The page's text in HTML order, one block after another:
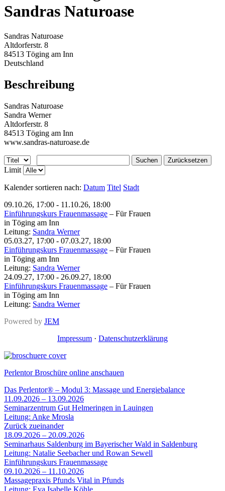
Sandras Naturoase
Sandras Naturoase
Altdorferstr. 8
84513 Töging am Inn
Deutschland
Beschreibung
Sandras Naturoase
Sandra Werner
Altdorferstr. 8
84513 Töging am Inn
www.sandras-naturoase.de
Suchen Zurücksetzen
Limit
Kalender sortieren nach: Datum Titel Stadt
09.10.26, 17:00 - 11.10.26, 18:00
Einführungskurs Frauenmassage – Für Frauen
in Töging am Inn
Leitung: Sandra Werner
05.03.27, 17:00 - 07.03.27, 18:00
Einführungskurs Frauenmassage – Für Frauen
in Töging am Inn
Leitung: Sandra Werner
24.09.27, 17:00 - 26.09.27, 18:00
Einführungskurs Frauenmassage – Für Frauen
in Töging am Inn
Leitung: Sandra Werner
Powered by JEM
Impressum · Datenschutzerklärung
Perlentor Broschüre online anschauen
Das Perlentor® – Modul 3: Massage und Energiebalance
11.09.2026 – 13.09.2026
Seminarzentrum Gut Helmeringen in Lauingen
Leitung: Anke Mrosla
Zurück zueinander
18.09.2026 – 20.09.2026
Seminarhaus Saldenburg im Bayerischer Wald in Saldenburg
Leitung: Natalie Seebacher und Rowan Sewell
Einführungskurs Frauenmassage
09.10.2026 – 11.10.2026
Massagepraxis Pfunds Vital in Pfunds
Leitung: Eva Isabelle Köhle